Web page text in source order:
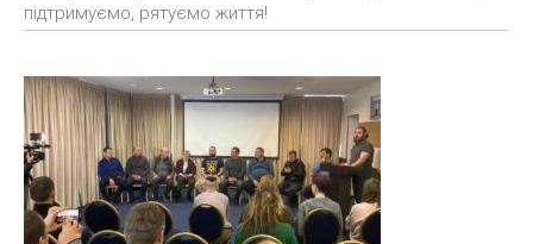
підтримуємо, рятуємо життя!